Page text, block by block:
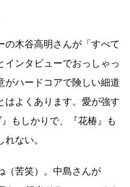
の木谷高明さんが「すべて
インタビューでおっしゃっ
がハードコアで険しい細道
はよくあります。愛が強す
もしかりで、『花椿』も
ない。
（苦笑）。中島さんが